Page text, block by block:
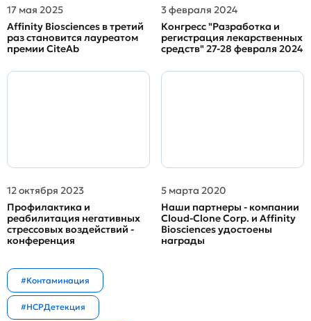
17 мая 2025
Affinity Biosciences в третий
раз становится лауреатом
премии CiteAb
3 февраля 2024
Конгресс "Разработка и
регистрация лекарственных
средств" 27-28 февраля 2024
12 октября 2023
Профилактика и
реабилитация негативных
стрессовых воздействий -
конференция
5 марта 2020
Наши партнеры - компании
Cloud-Clone Corp. и Affinity
Biosciences удостоены
награды
#Контаминация
#HCPДетекция